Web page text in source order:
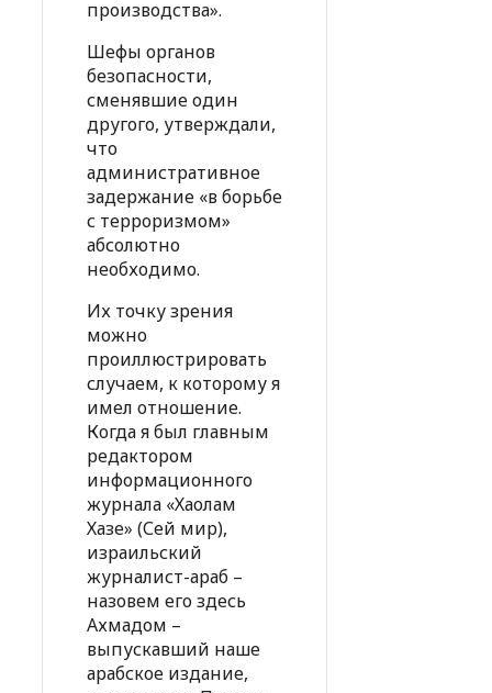
производства».
Шефы органов
безопасности,
сменявшие один
другого, утверждали,
что
административное
задержание «в борьбе
с терроризмом»
абсолютно
необходимо.
Их точку зрения
можно
проиллюстрировать
случаем, к которому я
имел отношение.
Когда я был главным
редактором
информационного
журнала «Хаолам
Хазе» (Сей мир),
израильский
журналист-араб –
назовем его здесь
Ахмадом –
выпускавший наше
арабское издание,